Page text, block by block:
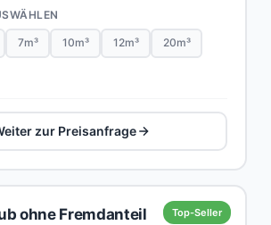
7m³ 10m³ 12m³ 20m³
zur Preisanfrage
Top-Seller
ohne Fremdanteil